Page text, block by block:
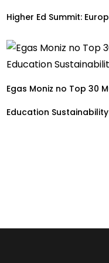
Higher Ed Summit:
Egas Moniz no Top 30
Education